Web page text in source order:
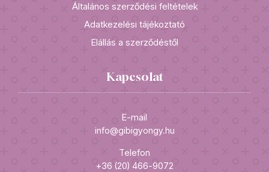
Általános szerződési feltételek
Adatkezelési tájékoztató
Elállás a szerződéstől
Kapcsolat
E-mail
info@gibigyongy.hu
Telefon
+36 (20) 466-9072